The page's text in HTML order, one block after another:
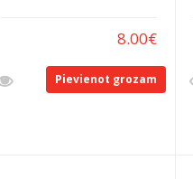
8.00€
Pievienot grozam